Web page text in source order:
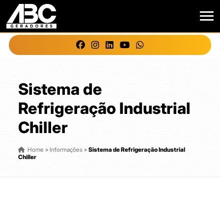
Sistema de
Refrigeração Industrial
Chiller
Home » Informações »Sistema de Refrigeração Industrial
Chiller